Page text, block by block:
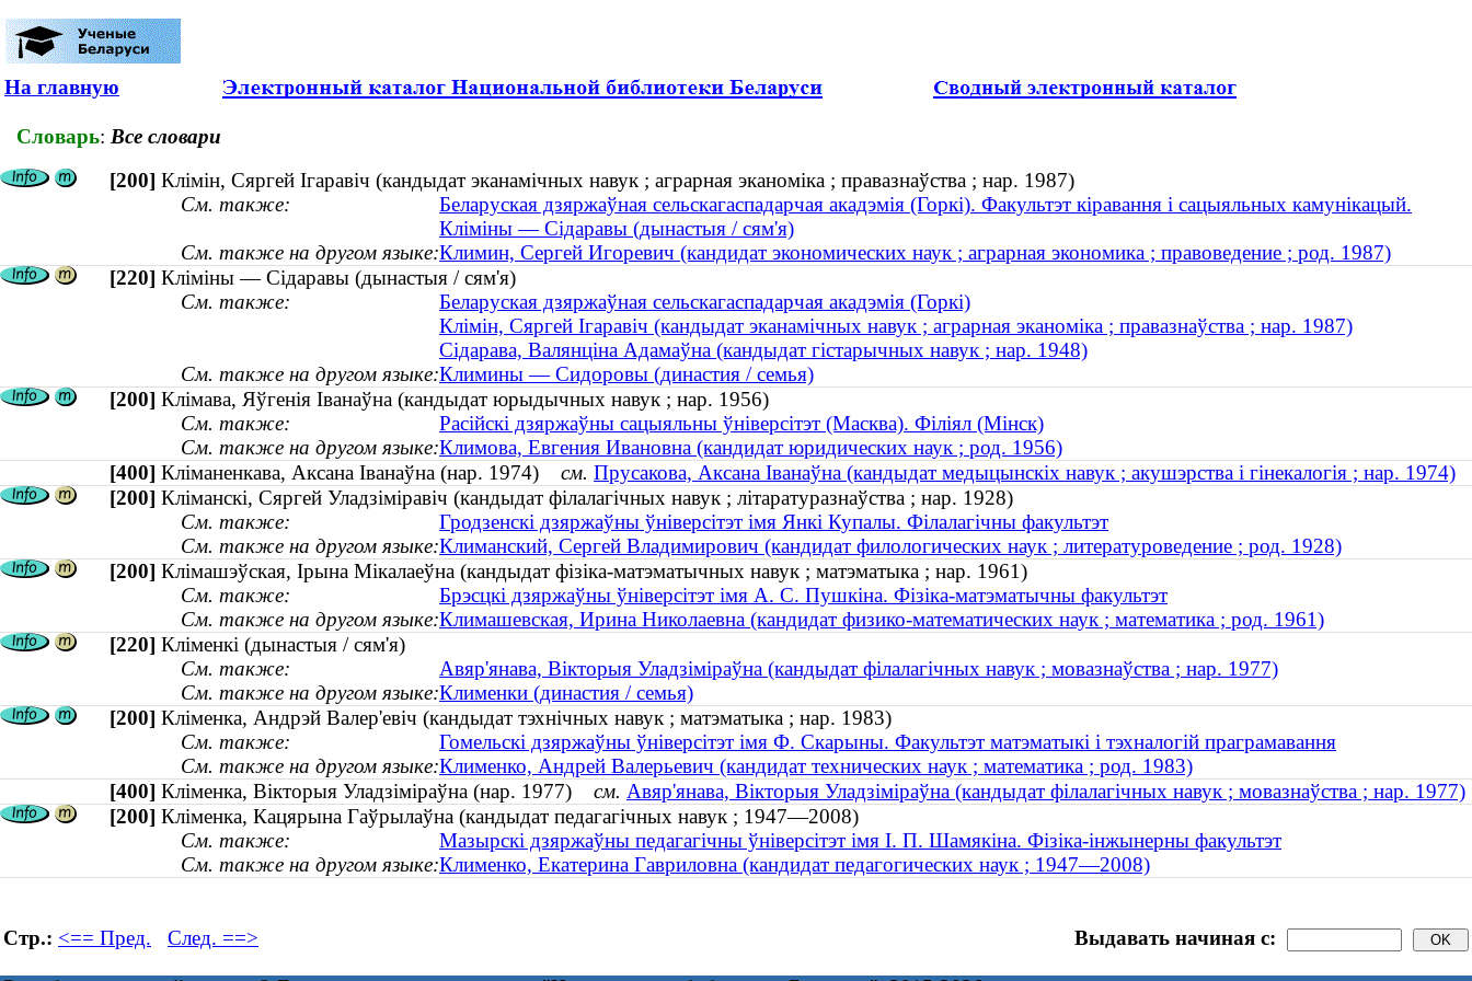
На главную
Словарь: Все словари
[200] Клімін, Сяргей Ігаравіч (кандыдат эканамічных навук ; аграрная эканоміка ; правазнаўства ; нар. 1987)
См. также:
Беларуская дзяржаўная сельскагаспадарчая акадэмія (Горкі). Факультэт кіравання і сацыяльных камунікацый.
Кліміны — Сідаравы (дынастыя / сям'я)
См. также на другом языке:Климин, Сергей Игоревич (кандидат экономических наук ; аграрная экономика ; правоведение ; род. 1987)
[220] Кліміны — Сідаравы (дынастыя / сям'я)
См. также:
Беларуская дзяржаўная сельскагаспадарчая акадэмія (Горкі)
Клімін, Сяргей Ігаравіч (кандыдат эканамічных навук ; аграрная эканоміка ; правазнаўства ; нар. 1987)
Сідарава, Валянціна Адамаўна (кандыдат гістарычных навук ; нар. 1948)
См. также на другом языке:Климины — Сидоровы (династия / семья)
[200] Клімава, Яўгенія Іванаўна (кандыдат юрыдычных навук ; нар. 1956)
См. также:
Расійскі дзяржаўны сацыяльны ўніверсітэт (Масква). Філіял (Мінск)
См. также на другом языке:Климова, Евгения Ивановна (кандидат юридических наук ; род. 1956)
[400] Кліманенкава, Аксана Іванаўна (нар. 1974) см. Прусакова, Аксана Іванаўна (кандыдат медыцынскіх навук ; акушэрства і гінекалогія ; нар. 1974)
[200] Кліманскі, Сяргей Уладзіміравіч (кандыдат філалагічных навук ; літаратуразнаўства ; нар. 1928)
См. также:
Гродзенскі дзяржаўны ўніверсітэт імя Янкі Купалы. Філалагічны факультэт
См. также на другом языке:Климанский, Сергей Владимирович (кандидат филологических наук ; литературоведение ; род. 1928)
[200] Клімашэўская, Ірына Мікалаеўна (кандыдат фізіка-матэматычных навук ; матэматыка ; нар. 1961)
См. также:
Брэсцкі дзяржаўны ўніверсітэт імя А. С. Пушкіна. Фізіка-матэматычны факультэт
См. также на другом языке:Климашевская, Ирина Николаевна (кандидат физико-математических наук ; математика ; род. 1961)
[220] Кліменкі (дынастыя / сям'я)
См. также:
Авяр'янава, Вікторыя Уладзіміраўна (кандыдат філалагічных навук ; мовазнаўства ; нар. 1977)
См. также на другом языке:Клименки (династия / семья)
[200] Кліменка, Андрэй Валер'евіч (кандыдат тэхнічных навук ; матэматыка ; нар. 1983)
См. также:
Гомельскі дзяржаўны ўніверсітэт імя Ф. Скарыны. Факультэт матэматыкі і тэхналогій праграмавання
См. также на другом языке:Клименко, Андрей Валерьевич (кандидат технических наук ; математика ; род. 1983)
[400] Кліменка, Вікторыя Уладзіміраўна (нар. 1977) см. Авяр'янава, Вікторыя Уладзіміраўна (кандыдат філалагічных навук ; мовазнаўства ; нар. 1977)
[200] Кліменка, Кацярына Гаўрылаўна (кандыдат педагагічных навук ; 1947—2008)
См. также:
Мазырскі дзяржаўны педагагічны ўніверсітэт імя І. П. Шамякіна. Фізіка-інжынерны факультэт
См. также на другом языке:Клименко, Екатерина Гавриловна (кандидат педагогических наук ; 1947—2008)
Стр.: <== Пред. След. ==> Выдавать начиная с: